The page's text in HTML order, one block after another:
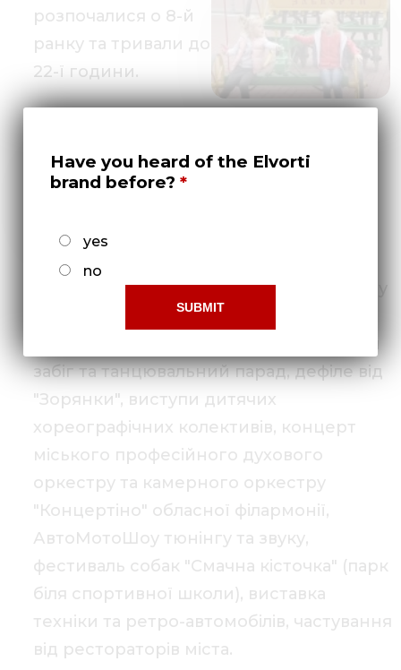
розпочалися о 8-й
ранку та тривали до
22-ї години.
вулиці Дворцовій, свято у Ковалівському
парку, урочистості біля міської ради,
забіг та танцювальний парад, дефіле від
"Зорянки", виступи дитячих
хореографічних колективів, концерт
міського професійного духового
оркестру та камерного оркестру
"Концертіно" обласної філармонії,
АвтоМотоШоу тюнінгу та звуку,
фестиваль собак "Смачна кісточка" (парк
біля спортивної школи), виставка
техніки та ретро-автомобілів, частування
від рестораторів міста.
Have you heard of the Elvorti
brand before?
yes
no